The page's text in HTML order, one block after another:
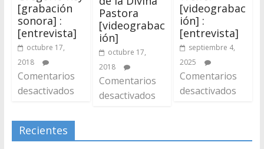
[grabación
sonora] :
[entrevista]
octubre 17,
2018
Comentarios
desactivados
Pastora
[videograbac
ión]
octubre 17,
2018
Comentarios
desactivados
[videograbac
ión] :
[entrevista]
septiembre 4,
2025
Comentarios
desactivados
Recientes